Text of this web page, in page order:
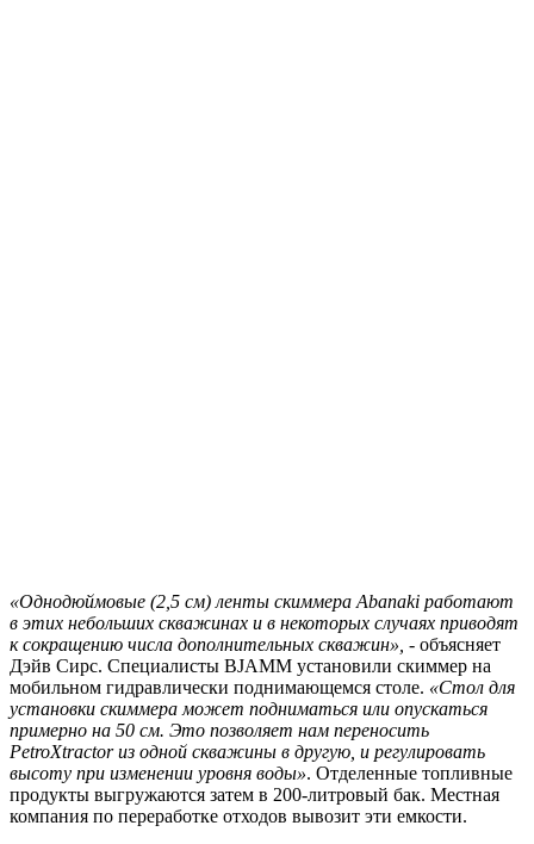
«Однодюймовые (2,5 см) ленты скиммера Abanaki работают
в этих небольших скважинах и в некоторых случаях приводят
к сокращению числа дополнительных скважин», - объясняет
Дэйв Сирс. Специалисты BJAMM установили скиммер на
мобильном гидравлически поднимающемся столе. «Стол для
установки скиммера может подниматься или опускаться
примерно на 50 см. Это позволяет нам переносить
PetroXtractor из одной скважины в другую, и регулировать
высоту при изменении уровня воды». Отделенные топливные
продукты выгружаются затем в 200-литровый бак. Местная
компания по переработке отходов вывозит эти емкости.